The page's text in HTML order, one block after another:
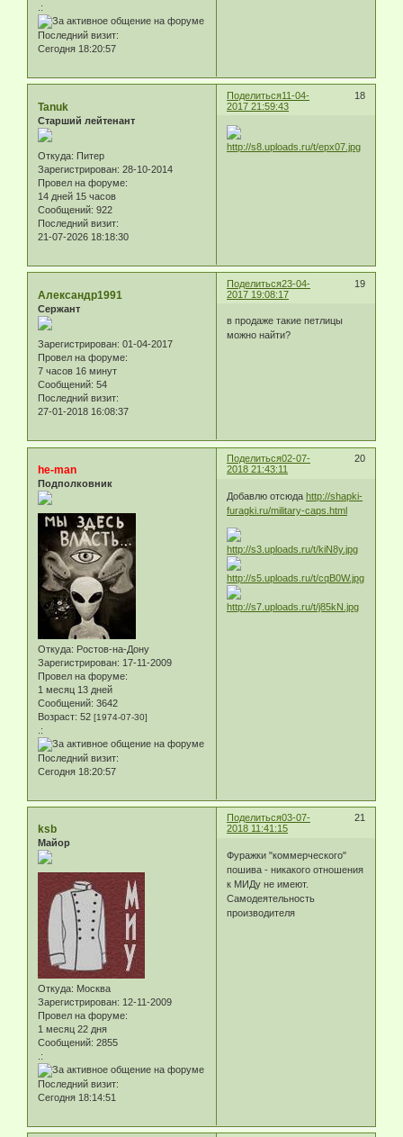
.:
Последний визит:
Сегодня 18:20:57
Поделиться 18
11-04-
2017 21:59:43
Tanuk
Старший лейтенант
Откуда: Питер
Зарегистрирован: 28-10-2014
Провел на форуме:
14 дней 15 часов
Сообщений: 922
Последний визит:
21-07-2026 18:18:30
Поделиться 19
23-04-
2017 19:08:17
Александр1991
Сержант
Зарегистрирован: 01-04-2017
Провел на форуме:
7 часов 16 минут
Сообщений: 54
Последний визит:
27-01-2018 16:08:37
в продаже такие петлицы
можно найти?
Поделиться 20
02-07-
2018 21:43:11
he-man
Подполковник
Откуда: Ростов-на-Дону
Зарегистрирован: 17-11-2009
Провел на форуме:
1 месяц 13 дней
Сообщений: 3642
Возраст: 52 [1974-07-30]
.:
Последний визит:
Сегодня 18:20:57
Добавлю отсюдаhttp://shapki-
furagki.ru/military-caps.html
Поделиться 21
03-07-
2018 11:41:15
ksb
Майор
Откуда: Москва
Зарегистрирован: 12-11-2009
Провел на форуме:
1 месяц 22 дня
Сообщений: 2855
.:
Последний визит:
Сегодня 18:14:51
Фуражки "коммерческого"
пошива - никакого отношения
к МИДу не имеют.
Самодеятельность
производителя